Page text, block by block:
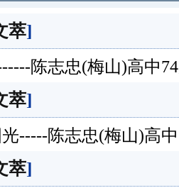
萃]
陈志忠(梅山)高中
萃]
-----陈志忠(梅山)高
萃]